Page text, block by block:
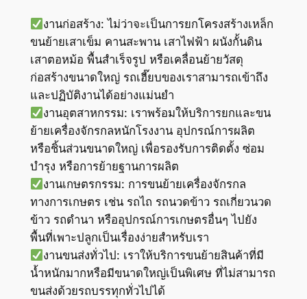
งานก่อสร้าง: ไม่ว่าจะเป็นการยกโครงสร้างเหล็ก
ขนย้ายเสาเข็ม คานสะพาน เสาไฟฟ้า ผนังกั้นดิน
เสาตอหม้อ พื้นสำเร็จรูป หรือเคลื่อนย้ายวัสดุ
ก่อสร้างขนาดใหญ่ รถเฮี๊ยบของเราสามารถเข้าถึง
และปฏิบัติงานได้อย่างแม่นยำ
งานอุตสาหกรรม: เราพร้อมให้บริการยกและขน
ย้ายเครื่องจักรกลหนักโรงงาน อุปกรณ์การผลิต
หรือชิ้นส่วนขนาดใหญ่ เพื่อรองรับการติดตั้ง ซ่อม
บำรุง หรือการย้ายฐานการผลิต
งานเกษตรกรรม: การขนย้ายเครื่องจักรกล
ทางการเกษตร เช่น รถไถ รถนวดข้าว รถเกี่ยวนวด
ข้าว รถดำนา หรืออุปกรณ์การเกษตรอื่นๆ ไปยัง
พื้นที่เพาะปลูกเป็นเรื่องง่ายสำหรับเรา
งานขนส่งทั่วไป: เราให้บริการขนย้ายสินค้าที่มี
น้ำหนักมากหรือมีขนาดใหญ่เป็นพิเศษ ที่ไม่สามารถ
ขนส่งด้วยรถบรรทุกทั่วไปได้